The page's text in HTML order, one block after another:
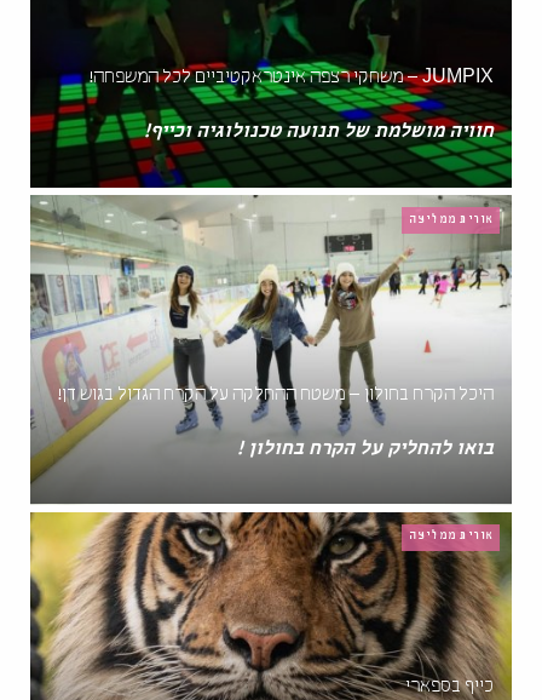
JUMPIX – משחקי רצפה אינטראקטיביים לכל המשפחה!
חוויה מושלמת של תנועה טכנולוגיה וכייף!
אורית ממליצה
היכל הקרח בחולון – משטח ההחלקה על הקרח הגדול בגוש דן!
בואו להחליק על הקרח בחולון !
אורית ממליצה
כייף בספארי